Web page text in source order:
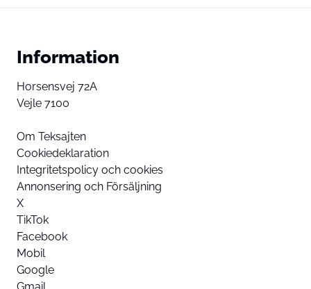
Information
Horsensvej 72A
Vejle 7100
Om Teksajten
Cookiedeklaration
Integritetspolicy och cookies
Annonsering och Försäljning
X
TikTok
Facebook
Mobil
Google